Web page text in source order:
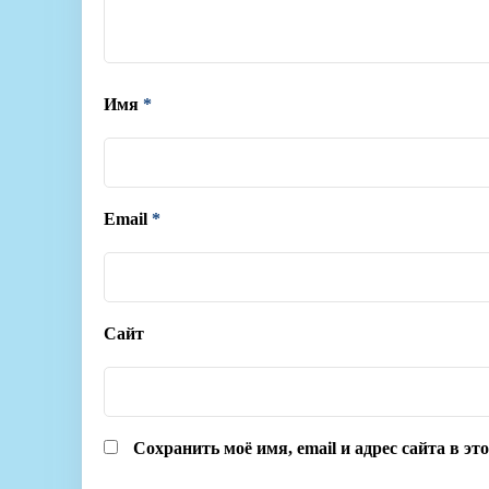
Имя *
Email *
Сайт
Сохранить моё имя, email и адрес сайта в